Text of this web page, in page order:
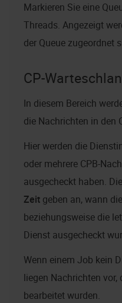
Markieren Sie eine
Threads. Angezeigt
der Queue zugeordnet
CP-
In diesem Bereich
die Nachrichten in den
Hier werden die
oder mehrere CPB-
ausgecheckt haben.
Zeit geben an, wann
beziehungsweise die
Dienst ausgecheckt
Wenn einem Job kein
liegen Nachrichten
bearbeitet wurden.